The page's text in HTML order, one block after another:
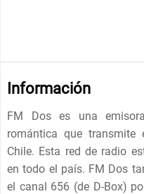
Información
FM Dos es una
romántica que transmite
Chile. Esta red de radio
en todo el país. FM Dos
el canal 656 (de D-Box)